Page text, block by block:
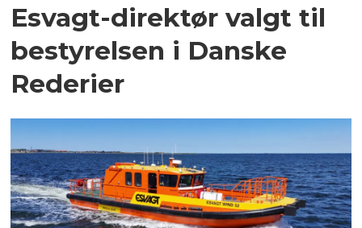
Esvagt-direktør valgt til
bestyrelsen i Danske
Rederier